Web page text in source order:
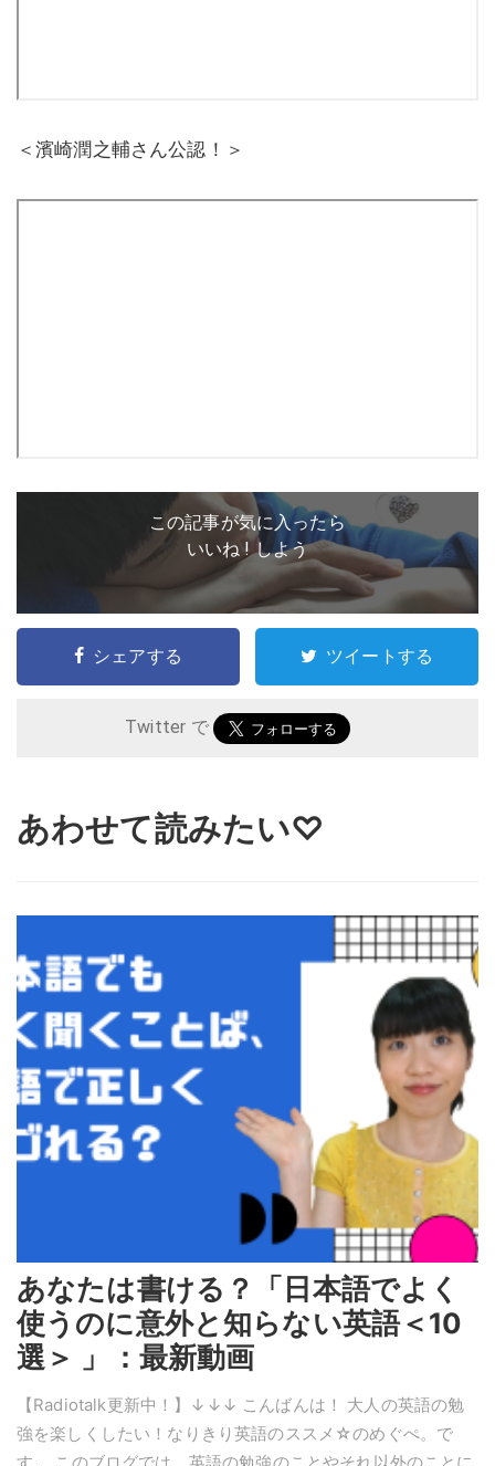
＜濱崎潤之輔さん公認！＞
この記事が気に入ったら
いいね ! しよう
シェアする ツイートする
Twitter で
あわせて読みたい♡
あなたは書ける？「日本語でよく
使うのに意外と知らない英語＜10
選＞ 」：最新動画
【Radiotalk更新中！】↓↓↓ こんばんは！ 大人の英語の勉
強を楽しくしたい！なりきり英語のススメ☆のめぐぺ。で